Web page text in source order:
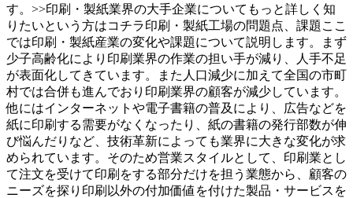
す。>>印刷・製紙業界の大手企業についてもっと詳しく知
りたいという方はコチラ印刷・製紙工場の問題点、課題ここ
では印刷・製紙産業の変化や課題について説明します。まず
少子高齢化により印刷業界の作業の担い手が減り、人手不足
が表面化してきています。また人口減少に加えて全国の市町
村では合併も進んでおり印刷業界の顧客が減少しています。
他にはインターネットや電子書籍の普及により、広告などを
紙に印刷する需要がなくなったり、紙の書籍の発行部数が伸
び悩んだりなど、技術革新によっても業界に大きな変化が求
められています。そのため営業スタイルとして、印刷業とし
て注文を受けて印刷をする部分だけを担う業態から、顧客の
ニーズを探り印刷以外の付加価値を付けた製品・サービスを